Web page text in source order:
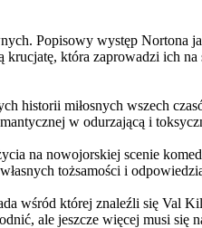
Popisowy występ Nortona
która zaprowadzi ich
historii miłosnych wszech
w odurzającą i
na nowojorskiej scenie
tożsamości i
wśród której znaleźli się
ale jeszcze więcej musi się